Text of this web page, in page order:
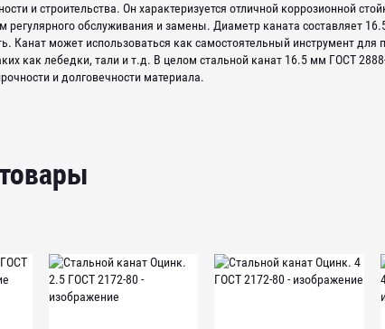
и строительства. Он характеризуется отличной коррозионной
обслуживания и замены. Диаметр каната составляет
Канат может использоваться как самостоятельный инструмент для
как лебедки, тали и т.д. В целом стальной канат 16.5 мм ГОСТ
и долговечности материала.